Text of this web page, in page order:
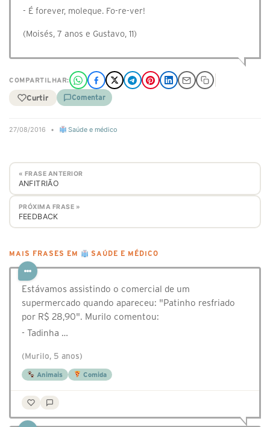
- É forever, moleque. Fo-re-ver!
(Moisés, 7 anos e Gustavo, 11)
COMPARTILHAR:
Curtir Comentar
27/08/2016 • Saúde e médico
« FRASE ANTERIOR
ANFITRIÃO
PRÓXIMA FRASE »
FEEDBACK
MAIS FRASES EM SAÚDE E MÉDICO
Estávamos assistindo o comercial de um
supermercado quando apareceu: "Patinho resfriado
por R$ 28,90". Murilo comentou:
- Tadinha …
(Murilo, 5 anos)
Animais Comida